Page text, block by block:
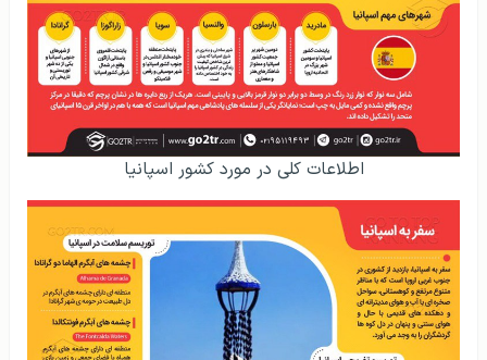
اطلاعات کلی در مورد کشور اسپانیا